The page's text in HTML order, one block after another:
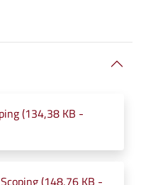
(134,38 KB -
(148,76 KB -